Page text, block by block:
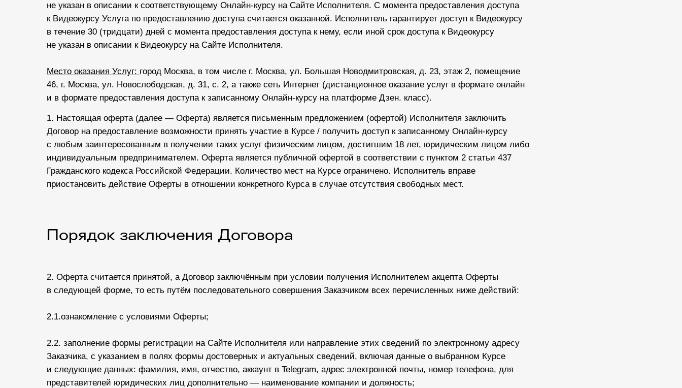
не указан в описании к соответствующему Онлайн-курсу на Сайте Исполнителя. С момента предоставления доступа
к Видеокурсу Услуга по предоставлению доступа считается оказанной. Исполнитель гарантирует доступ к Видеокурсу
в течение 30 (тридцати) дней с момента предоставления доступа к нему, если иной срок доступа к Видеокурсу
не указан в описании к Видеокурсу на Сайте Исполнителя.
Место оказания Услуг: город Москва, в том числе г. Москва, ул. Большая Новодмитровская, д. 23, этаж 2, помещение
46, г. Москва, ул. Новослободская, д. 31, с. 2, а также сеть Интернет (дистанционное оказание услуг в формате онлайн
и в формате предоставления доступа к записанному Онлайн-курсу на платформе Дзен. класс).
1. Настоящая оферта (далее — Оферта) является письменным предложением (офертой) Исполнителя заключить
Договор на предоставление возможности принять участие в Курсе / получить доступ к записанному Онлайн-курсу
с любым заинтересованным в получении таких услуг физическим лицом, достигшим 18 лет, юридическим лицом либо
индивидуальным предпринимателем. Оферта является публичной офертой в соответствии с пунктом 2 статьи 437
Гражданского кодекса Российской Федерации. Количество мест на Курсе ограничено. Исполнитель вправе
приостановить действие Оферты в отношении конкретного Курса в случае отсутствия свободных мест.
Порядок заключения Договора
2. Оферта считается принятой, а Договор заключённым при условии получения Исполнителем акцепта Оферты
в следующей форме, то есть путём последовательного совершения Заказчиком всех перечисленных ниже действий:
2.1.ознакомление с условиями Оферты;
2.2. заполнение формы регистрации на Сайте Исполнителя или направление этих сведений по электронному адресу
Заказчика, с указанием в полях формы достоверных и актуальных сведений, включая данные о выбранном Курсе
и следующие данных: фамилия, имя, отчество, аккаунт в Telegram, адрес электронной почты, номер телефона, для
представителей юридических лиц дополнительно — наименование компании и должность;